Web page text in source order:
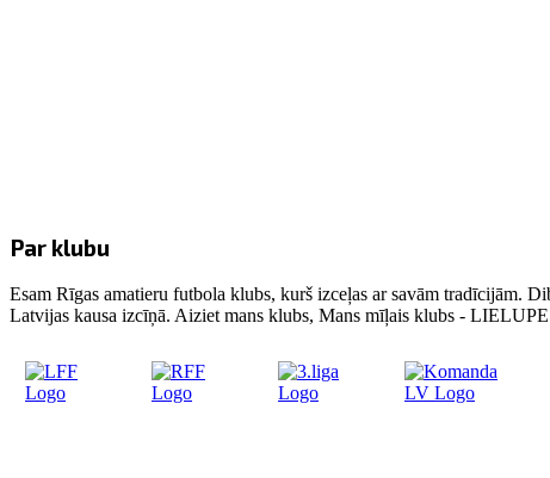
Par klubu
Esam Rīgas amatieru futbola klubs, kurš izceļas ar savām tradīcijām.
Latvijas kausa izcīņā. Aiziet mans klubs, Mans mīļais klubs -